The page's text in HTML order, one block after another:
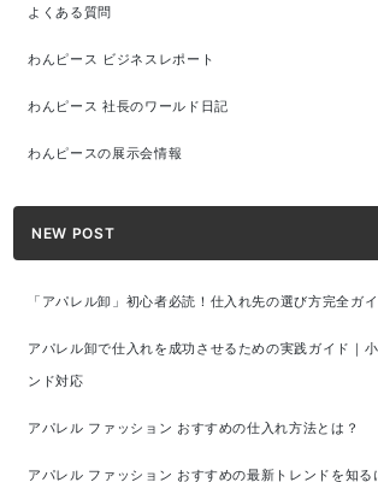
よくある質問
わんピース ビジネスレポート
わんピース 社長のワールド日記
わんピースの展示会情報
NEW POST
「アパレル卸」初心者必読！仕入れ先の選び方完全ガ
アパレル卸で仕入れを成功させるための実践ガイド｜
ンド対応
アパレル ファッション おすすめの仕入れ方法とは？
アパレル ファッション おすすめの最新トレンドを知る